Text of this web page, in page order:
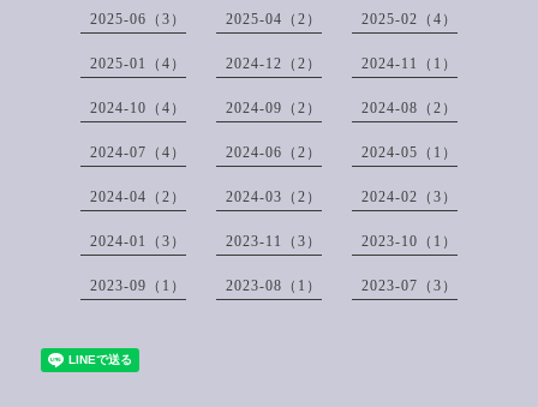
2025-06（3） 2025-04（2） 2025-02（4）
2025-01（4） 2024-12（2） 2024-11（1）
2024-10（4） 2024-09（2） 2024-08（2）
2024-07（4） 2024-06（2） 2024-05（1）
2024-04（2） 2024-03（2） 2024-02（3）
2024-01（3） 2023-11（3） 2023-10（1）
2023-09（1） 2023-08（1） 2023-07（3）